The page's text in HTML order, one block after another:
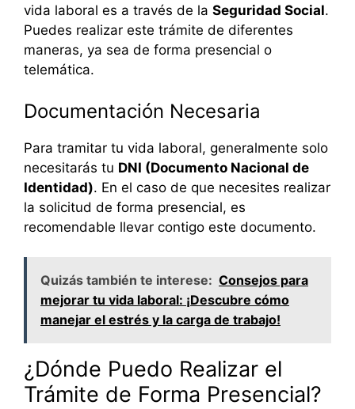
vida laboral es a través de la Seguridad Social.
Puedes realizar este trámite de diferentes
maneras, ya sea de forma presencial o
telemática.
Documentación Necesaria
Para tramitar tu vida laboral, generalmente solo
necesitarás tu DNI (Documento Nacional de
Identidad). En el caso de que necesites realizar
la solicitud de forma presencial, es
recomendable llevar contigo este documento.
Quizás también te interese: Consejos para
mejorar tu vida laboral: ¡Descubre cómo
manejar el estrés y la carga de trabajo!
¿Dónde Puedo Realizar el
Trámite de Forma Presencial?